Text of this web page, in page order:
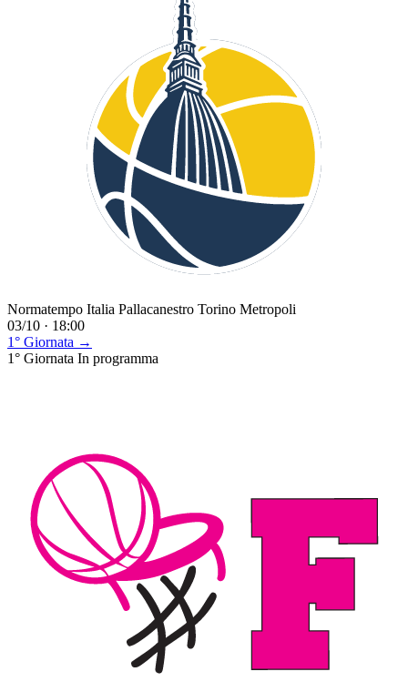
Normatempo Italia Pallacanestro Torino Metropoli
03/10 · 18:00
1° Giornata →
1° Giornata In programma